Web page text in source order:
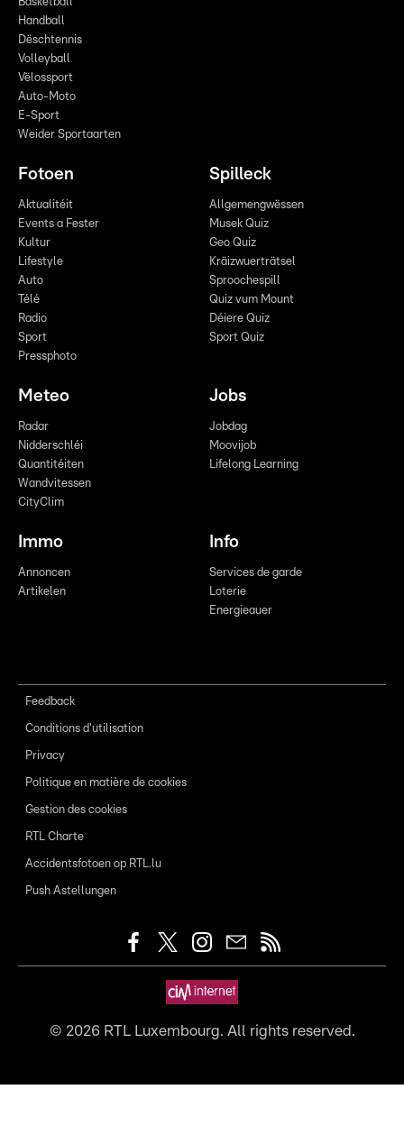
Basketball
Handball
Dëschtennis
Volleyball
Vëlossport
Auto-Moto
E-Sport
Weider Sportaarten
Fotoen
Aktualitéit
Events a Fester
Kultur
Lifestyle
Auto
Télé
Radio
Sport
Pressphoto
Spilleck
Allgemengwëssen
Musek Quiz
Geo Quiz
Kräizwuerträtsel
Sproochespill
Quiz vum Mount
Déiere Quiz
Sport Quiz
Meteo
Radar
Nidderschléi
Quantitéiten
Wandvitessen
CityClim
Jobs
Jobdag
Moovijob
Lifelong Learning
Immo
Annoncen
Artikelen
Info
Services de garde
Loterie
Energieauer
Feedback
Conditions d'utilisation
Privacy
Politique en matière de cookies
Gestion des cookies
RTL Charte
Accidentsfotoen op RTL.lu
Push Astellungen
© 2026RTL Luxembourg. All rights reserved.